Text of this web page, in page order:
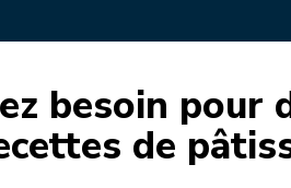
besoin pour
de